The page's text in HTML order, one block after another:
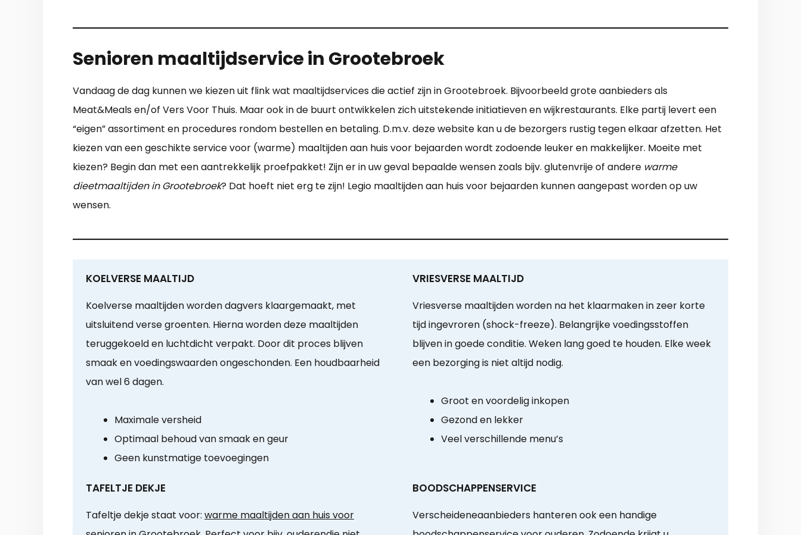
Senioren maaltijdservice in Grootebroek
Vandaag de dag kunnen we kiezen uit flink wat maaltijdservices die actief zijn in Grootebroek. Bijvoorbeeld grote aanbieders als
Meat&Meals en/of Vers Voor Thuis. Maar ook in de buurt ontwikkelen zich uitstekende initiatieven en wijkrestaurants. Elke partij levert een
“eigen” assortiment en procedures rondom bestellen en betaling. D.m.v. deze website kan u de bezorgers rustig tegen elkaar afzetten. Het
kiezen van een geschikte service voor (warme) maaltijden aan huis voor bejaarden wordt zodoende leuker en makkelijker. Moeite met
kiezen? Begin dan met een aantrekkelijk proefpakket! Zijn er in uw geval bepaalde wensen zoals bijv. glutenvrije of andere warme
dieetmaaltijden in Grootebroek? Dat hoeft niet erg te zijn! Legio maaltijden aan huis voor bejaarden kunnen aangepast worden op uw
wensen.
KOELVERSE MAALTIJD
Koelverse maaltijden worden dagvers klaargemaakt, met
uitsluitend verse groenten. Hierna worden deze maaltijden
teruggekoeld en luchtdicht verpakt. Door dit proces blijven
smaak en voedingswaarden ongeschonden. Een houdbaarheid
van wel 6 dagen.
Maximale versheid
Optimaal behoud van smaak en geur
Geen kunstmatige toevoegingen
VRIESVERSE MAALTIJD
Vriesverse maaltijden worden na het klaarmaken in zeer korte
tijd ingevroren (shock-freeze). Belangrijke voedingsstoffen
blijven in goede conditie. Weken lang goed te houden. Elke week
een bezorging is niet altijd nodig.
Groot en voordelig inkopen
Gezond en lekker
Veel verschillende menu’s
TAFELTJE DEKJE
Tafeltje dekje staat voor: warme maaltijden aan huis voor
BOODSCHAPPENSERVICE
Verscheideneaanbieders hanteren ook een handige